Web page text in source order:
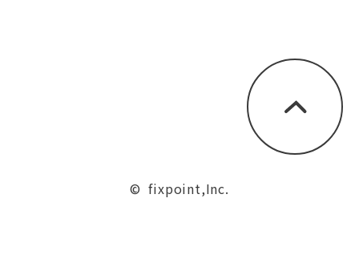
©  fixpoint,Inc.